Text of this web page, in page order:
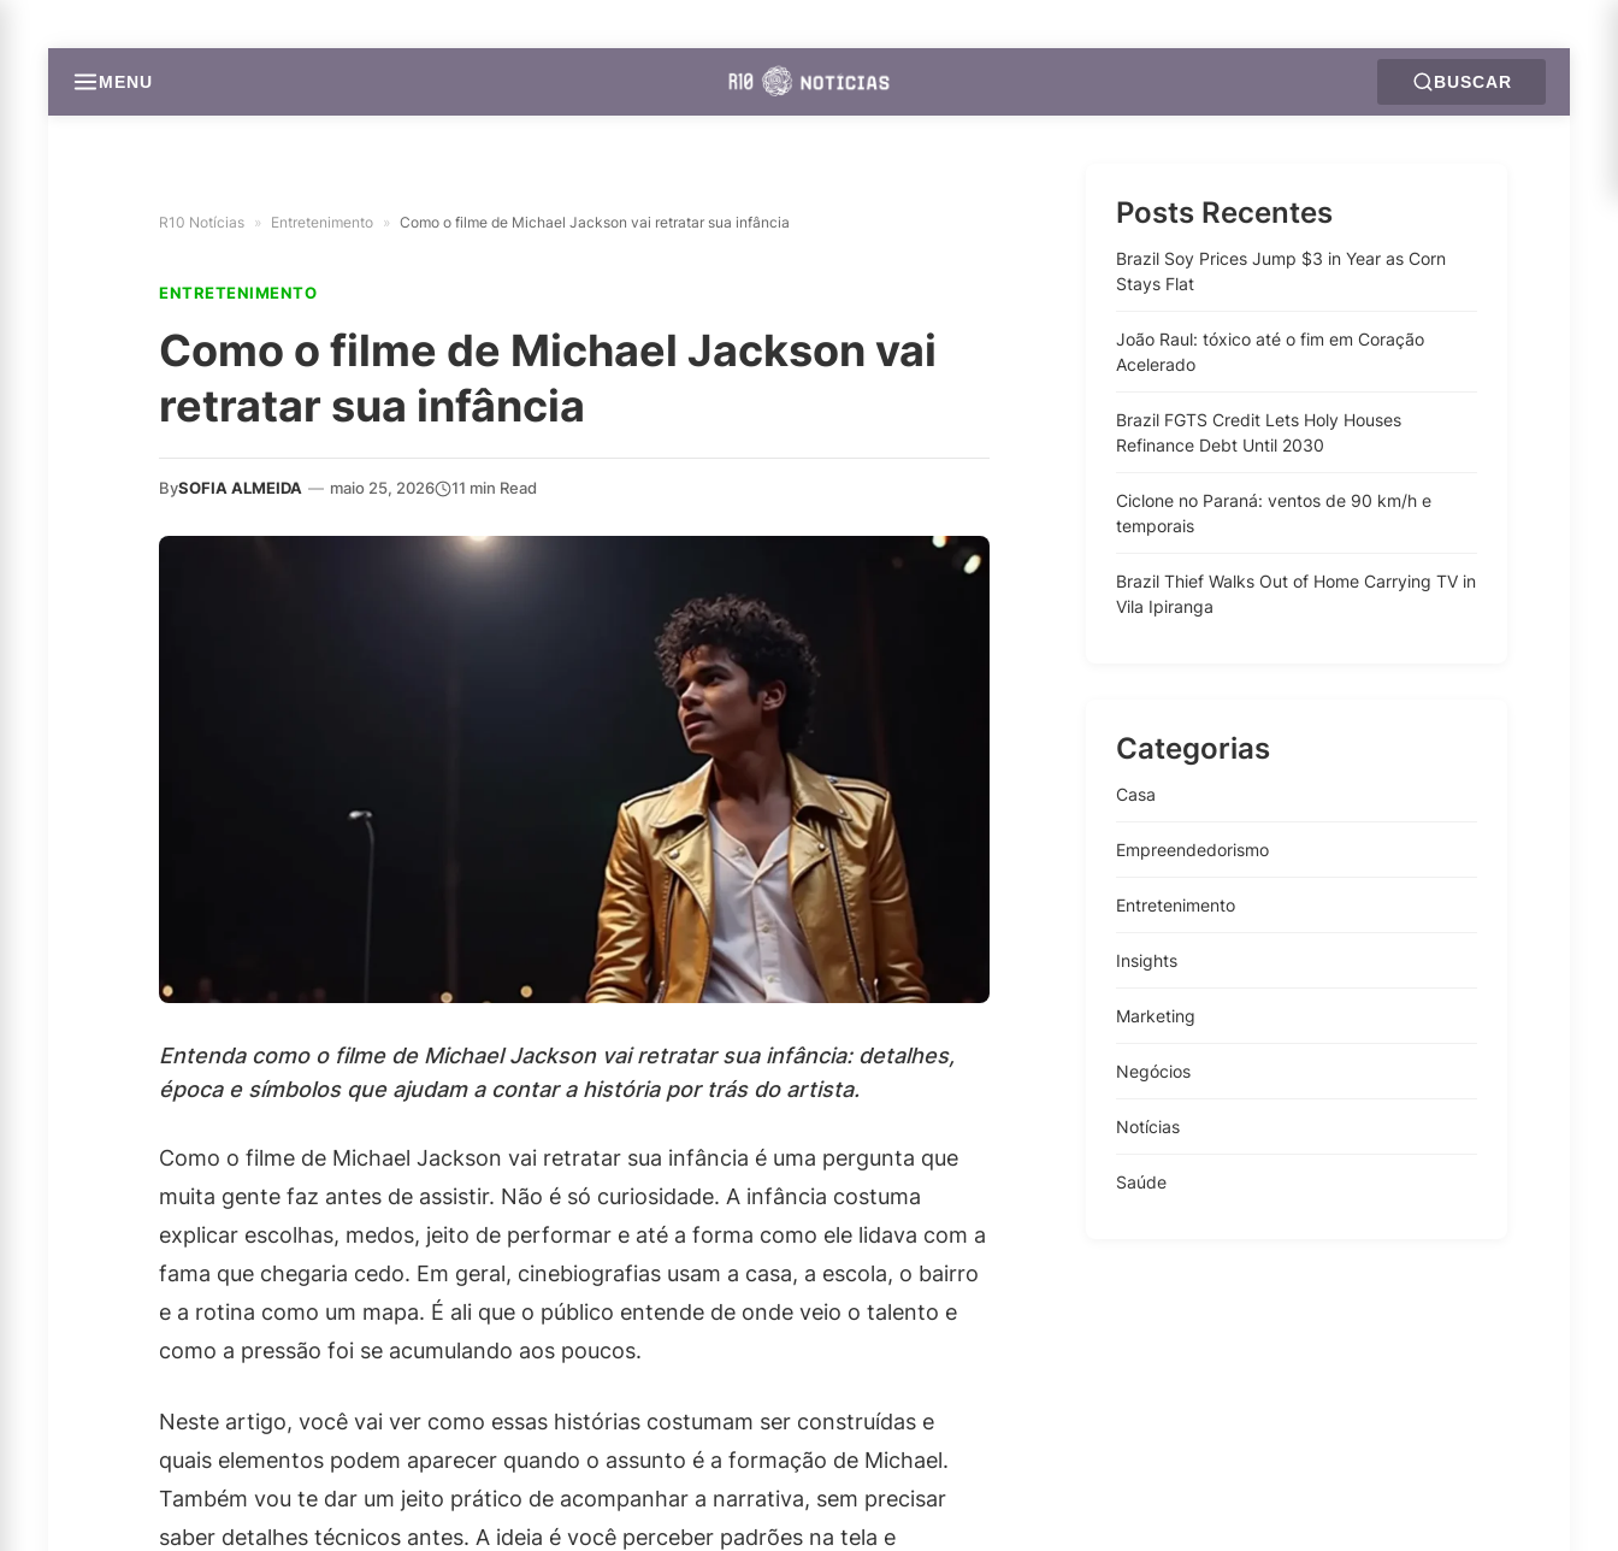
MENU BUSCAR
R10 Notícias » Entretenimento » Como o filme de Michael Jackson vai retratar sua infância
ENTRETENIMENTO
Como o filme de Michael Jackson vai
retratar sua infância
BySOFIA ALMEIDA — maio 25, 2026 11 min Read
Entenda como o filme de Michael Jackson vai retratar sua infância: detalhes,
época e símbolos que ajudam a contar a história por trás do artista.
Como o filme de Michael Jackson vai retratar sua infância é uma pergunta que
muita gente faz antes de assistir. Não é só curiosidade. A infância costuma
explicar escolhas, medos, jeito de performar e até a forma como ele lidava com a
fama que chegaria cedo. Em geral, cinebiografias usam a casa, a escola, o bairro
e a rotina como um mapa. É ali que o público entende de onde veio o talento e
como a pressão foi se acumulando aos poucos.
Neste artigo, você vai ver como essas histórias costumam ser construídas e
quais elementos podem aparecer quando o assunto é a formação de Michael.
Também vou te dar um jeito prático de acompanhar a narrativa, sem precisar
saber detalhes técnicos antes. A ideia é você perceber padrões na tela e
Posts Recentes
Brazil Soy Prices Jump $3 in Year as Corn
Stays Flat
João Raul: tóxico até o fim em Coração
Acelerado
Brazil FGTS Credit Lets Holy Houses
Refinance Debt Until 2030
Ciclone no Paraná: ventos de 90 km/h e
temporais
Brazil Thief Walks Out of Home Carrying TV in
Vila Ipiranga
Categorias
Casa
Empreendedorismo
Entretenimento
Insights
Marketing
Negócios
Notícias
Saúde